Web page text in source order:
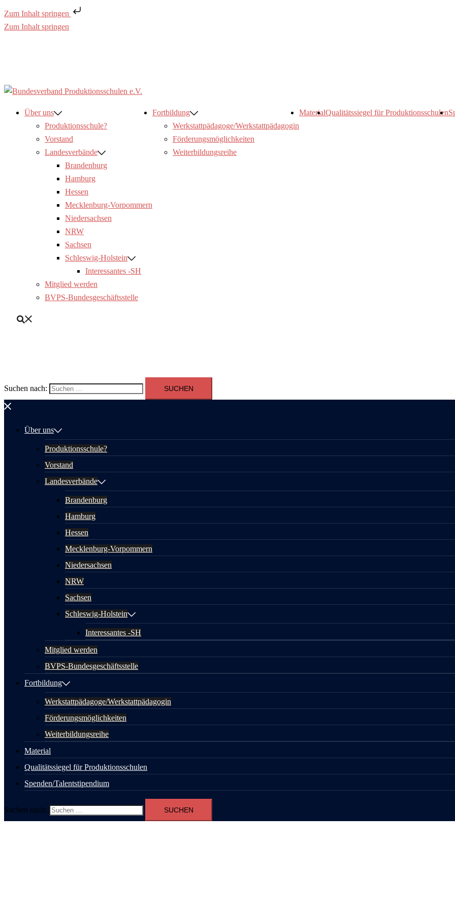
Zum Inhalt springen
Zum Inhalt springen
Über uns
Produktionsschule?
Vorstand
Landesverbände
Brandenburg
Hamburg
Hessen
Mecklenburg-Vorpommern
Niedersachsen
NRW
Sachsen
Schleswig-Holstein
Interessantes -SH
Mitglied werden
BVPS-Bundesgeschäftsstelle
Fortbildung
Werkstattpädagoge/Werkstattpädagogin
Förderungsmöglichkeiten
Weiterbildungsreihe
MaterialQualitätssiegel für Produktionsschulen
Suchen nach:
Über uns
Produktionsschule?
Vorstand
Landesverbände
Brandenburg
Hamburg
Hessen
Mecklenburg-Vorpommern
Niedersachsen
NRW
Sachsen
Schleswig-Holstein
Interessantes -SH
Mitglied werden
BVPS-Bundesgeschäftsstelle
Fortbildung
Werkstattpädagoge/Werkstattpädagogin
Förderungsmöglichkeiten
Weiterbildungsreihe
Material
Qualitätssiegel für Produktionsschulen
Spenden/Talentstipendium
Suchen nach: